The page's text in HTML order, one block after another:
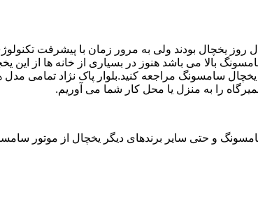
یخچال بودند ولی به مرور زمان با پیشرفت
بالا می باشد هنوز در بسیاری از خانه ها از این
سامسونگ مراجعه کنید.بلوار پاک نژاد تمامی
را به منزل یا محل کار شما می آوریم.
و حتی سایر برندهای دیگر یخچال از موتور